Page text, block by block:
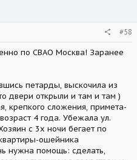
#58
по СВАО Москва! Заранее
петарды, выскочила из
двери открыли и там и там )
крепкого сложения, примета-
4 года. Убежала ул.
с 3х ночи бегает по
ошейника
нужна помощь: сделать,